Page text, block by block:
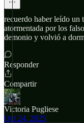
recuerdo haber leído un
atormentada por los
demonio y volvió a
Responder
Compartir
Victoria Pugliese
Oct 24, 2025